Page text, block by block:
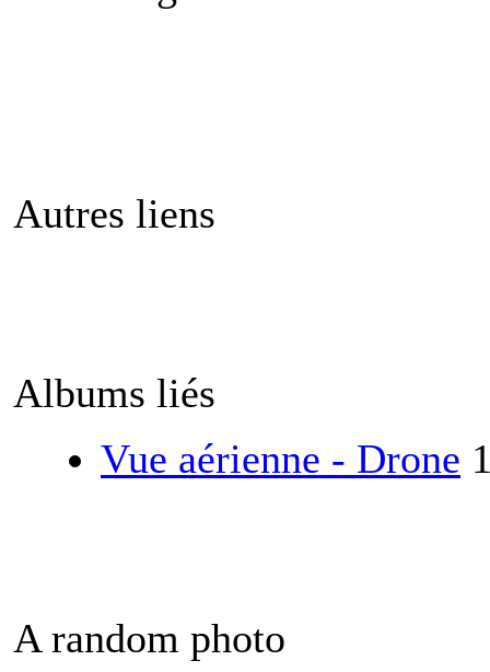
Autres liens
Albums liés
Vue aérienne - Drone
A random photo